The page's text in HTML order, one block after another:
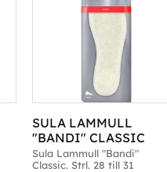
SULA LAMMULL
"BANDI" CLASSIC
Sula Lammull "Bandi"
Classic. Strl. 28 till 31